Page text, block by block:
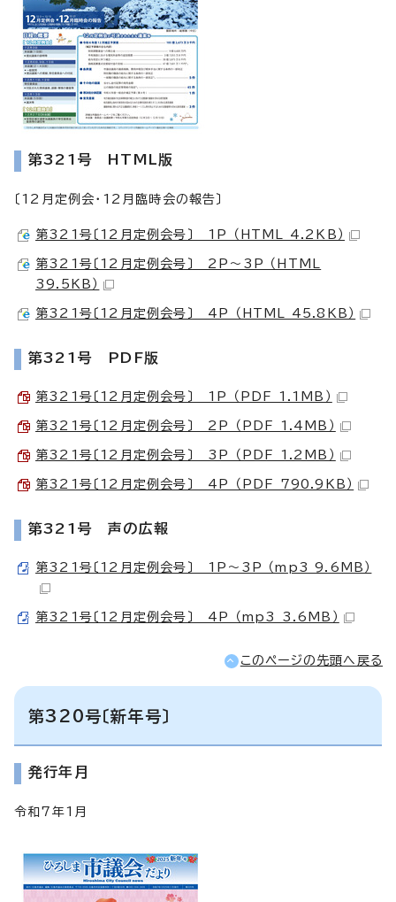
第321号 HTML版
〔12月定例会・12月臨時会の報告〕
第321号〔12月定例会号〕 1P （HTML 4.2KB）
第321号〔12月定例会号〕 2P～3P （HTML
39.5KB）
第321号〔12月定例会号〕 4P （HTML 45.8KB）
第321号 PDF版
第321号〔12月定例会号〕 1P （PDF 1.1MB）
第321号〔12月定例会号〕 2P （PDF 1.4MB）
第321号〔12月定例会号〕 3P （PDF 1.2MB）
第321号〔12月定例会号〕 4P （PDF 790.9KB）
第321号 声の広報
第321号〔12月定例会号〕 1P～3P （mp3 9.6MB）
第321号〔12月定例会号〕 4P （mp3 3.6MB）
このページの先頭へ戻る
第320号〔新年号〕
発行年月
令和7年1月